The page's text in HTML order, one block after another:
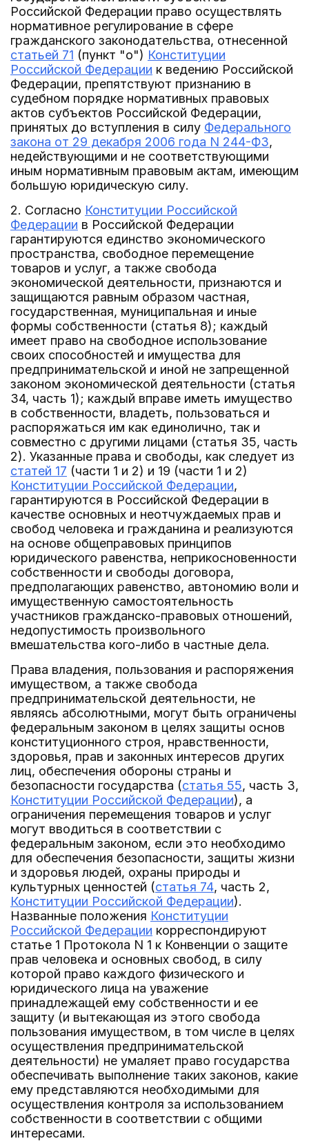
Российской Федерации право осуществлять
нормативное регулирование в сфере
гражданского законодательства, отнесенной
статьей 71 (пункт "о") Конституции
Российской Федерации к ведению Российской
Федерации, препятствуют признанию в
судебном порядке нормативных правовых
актов субъектов Российской Федерации,
принятых до вступления в силу Федерального
закона от 29 декабря 2006 года N 244-ФЗ,
недействующими и не соответствующими
иным нормативным правовым актам, имеющим
большую юридическую силу.
2. Согласно Конституции Российской
Федерации в Российской Федерации
гарантируются единство экономического
пространства, свободное перемещение
товаров и услуг, а также свобода
экономической деятельности, признаются и
защищаются равным образом частная,
государственная, муниципальная и иные
формы собственности (статья 8); каждый
имеет право на свободное использование
своих способностей и имущества для
предпринимательской и иной не запрещенной
законом экономической деятельности (статья
34, часть 1); каждый вправе иметь имущество
в собственности, владеть, пользоваться и
распоряжаться им как единолично, так и
совместно с другими лицами (статья 35, часть
2). Указанные права и свободы, как следует из
статей 17 (части 1 и 2) и 19 (части 1 и 2)
Конституции Российской Федерации,
гарантируются в Российской Федерации в
качестве основных и неотчуждаемых прав и
свобод человека и гражданина и реализуются
на основе общеправовых принципов
юридического равенства, неприкосновенности
собственности и свободы договора,
предполагающих равенство, автономию воли и
имущественную самостоятельность
участников гражданско-правовых отношений,
недопустимость произвольного
вмешательства кого-либо в частные дела.
Права владения, пользования и распоряжения
имуществом, а также свобода
предпринимательской деятельности, не
являясь абсолютными, могут быть ограничены
федеральным законом в целях защиты основ
конституционного строя, нравственности,
здоровья, прав и законных интересов других
лиц, обеспечения обороны страны и
безопасности государства (статья 55, часть 3,
Конституции Российской Федерации), а
ограничения перемещения товаров и услуг
могут вводиться в соответствии с
федеральным законом, если это необходимо
для обеспечения безопасности, защиты жизни
и здоровья людей, охраны природы и
культурных ценностей (статья 74, часть 2,
Конституции Российской Федерации).
Названные положения Конституции
Российской Федерации корреспондируют
статье 1 Протокола N 1 к Конвенции о защите
прав человека и основных свобод, в силу
которой право каждого физического и
юридического лица на уважение
принадлежащей ему собственности и ее
защиту (и вытекающая из этого свобода
пользования имуществом, в том числе в целях
осуществления предпринимательской
деятельности) не умаляет право государства
обеспечивать выполнение таких законов, какие
ему представляются необходимыми для
осуществления контроля за использованием
собственности в соответствии с общими
интересами.